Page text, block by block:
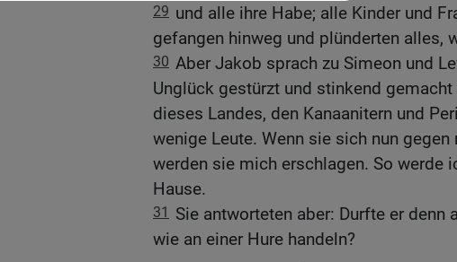
29 und alle ihre Habe; alle Kinder und
gefangen hinweg und plünderten alles,
30 Aber Jakob sprach zu Simeon und
Unglück gestürzt und stinkend gemacht
dieses Landes, den Kanaanitern und
wenige Leute. Wenn sie sich nun
werden sie mich erschlagen. So werde
Hause.
31
Sie antworteten aber: Durfte er denn
wie an einer Hure handeln?